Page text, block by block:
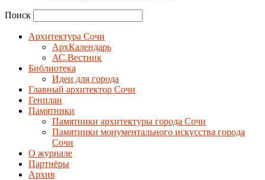
Поиск
Архитектура Сочи
АрхКалендарь
АС.Вестник
Библиотека
Идеи для города
Главный архитектор Сочи
Генплан
Памятники
Памятники архитектуры города Сочи
Памятники монументального искусства города
Сочи
О журнале
Партнёры
Архив